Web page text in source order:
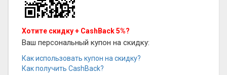
Хотите скидку + CashBack 5%?
Ваш персональный купон на скидку:
Как использовать купон на скидку?
Как получить CashBack?